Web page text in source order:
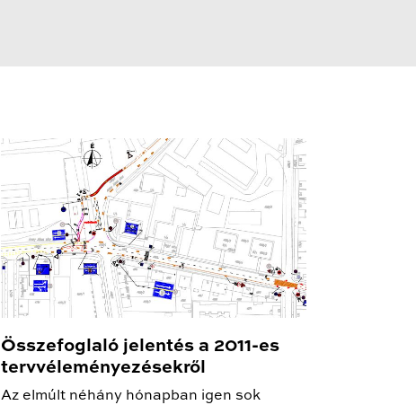
Összefoglaló jelentés a 2011-es
tervvéleményezésekről
Az elmúlt néhány hónapban igen sok